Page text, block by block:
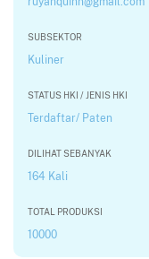
SUBSEKTOR
Kuliner
STATUS HKI / JENIS HKI
Terdaftar/ Paten
DILIHAT SEBANYAK
164 Kali
TOTAL PRODUKSI
10000